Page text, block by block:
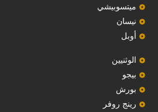
ميتسوبيشي
نيسان
أوبل
‏الوثنيين‏
بيجو
بورش
رينج روفر